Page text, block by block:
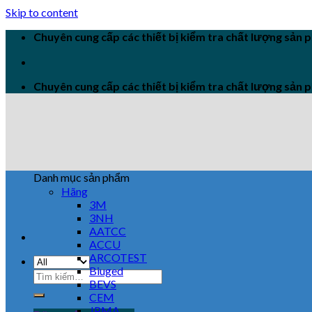
Skip to content
Chuyên cung cấp các thiết bị kiểm tra chất lượng sản
Chuyên cung cấp các thiết bị kiểm tra chất lượng sản
Danh mục sản phẩm
Hãng
3M
3NH
AATCC
ACCU
ARCOTEST
Biuged
BEVS
CEM